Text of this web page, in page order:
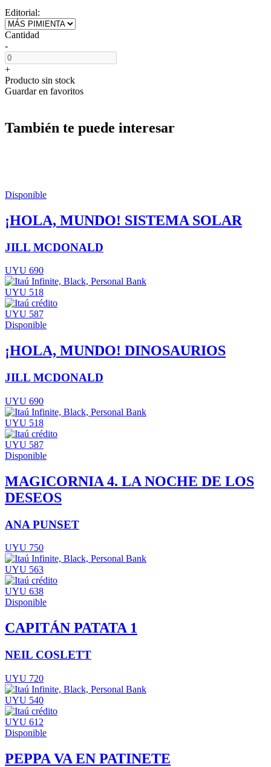
Editorial:
Cantidad
-
+
Producto sin stock
Guardar en favoritos
También te puede interesar
Disponible
¡HOLA, MUNDO! SISTEMA SOLAR
JILL MCDONALD
UYU 690
UYU 518
UYU 587
Disponible
¡HOLA, MUNDO! DINOSAURIOS
JILL MCDONALD
UYU 690
UYU 518
UYU 587
Disponible
MAGICORNIA 4. LA NOCHE DE LOS
DESEOS
ANA PUNSET
UYU 750
UYU 563
UYU 638
Disponible
CAPITÁN PATATA 1
NEIL COSLETT
UYU 720
UYU 540
UYU 612
Disponible
PEPPA VA EN PATINETE